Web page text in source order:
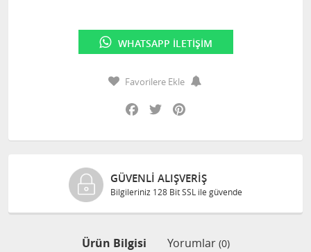
WHATSAPP İLETIŞIM
Favorilere Ekle
Facebook
Twitter
GÜVENLI ALIŞVERIŞ
Bilgileriniz 128 Bit SSL ile güvende
Ürün Bilgisi Yorumlar (0)